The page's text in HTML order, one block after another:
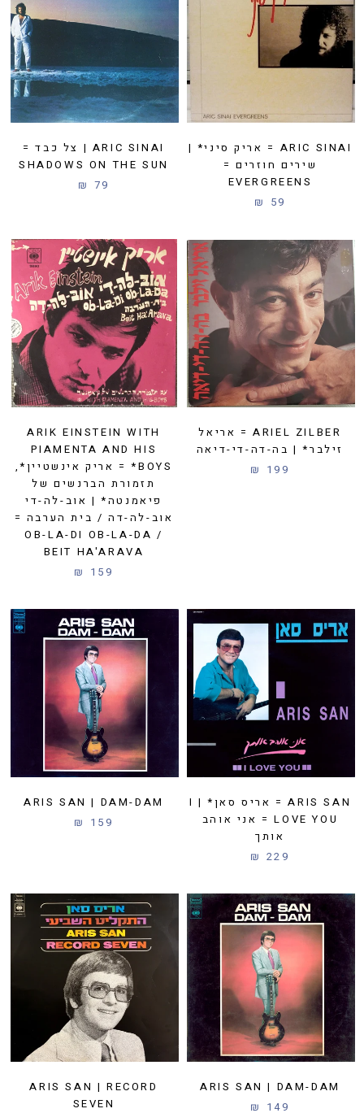
ARIC SINAI = אריק סיני* |
שירים חוזרים =
EVERGREENS
59 ₪
ARIC SINAI | צל כבד =
SHADOWS ON THE SUN
79 ₪
ARIEL ZILBER = אריאל
זילבר* | בה-דה-די-דיאה
199 ₪
ARIK EINSTEIN WITH
PIAMENTA AND HIS
BOYS* = אריק אינשטיין*,
תזמורת הברנשים של
פיאמנטה* | אוב-לה-די
אוב-לה-דה / בית הערבה =
OB-LA-DI OB-LA-DA /
BEIT HA'ARAVA
159 ₪
ARIS SAN = אריס סאן* | I
LOVE YOU = אני אוהב
אותך
229 ₪
ARIS SAN | DAM-DAM
159 ₪
ARIS SAN | DAM-DAM
149 ₪
ARIS SAN | RECORD
SEVEN